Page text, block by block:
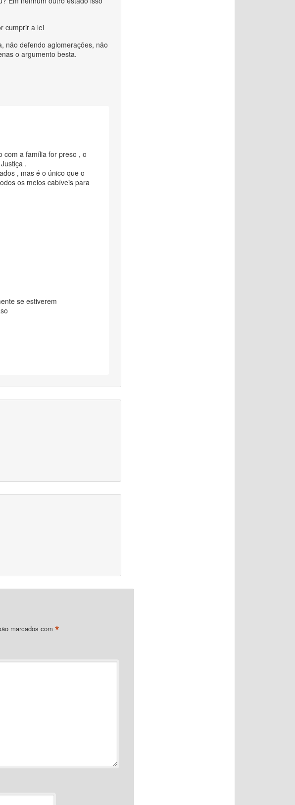
cumprir a lei
não defendo aglomerações, não
o argumento besta.
com a família for preso , o
.
, mas é o único que o
os meios cabíveis para
se estiverem
marcados com *